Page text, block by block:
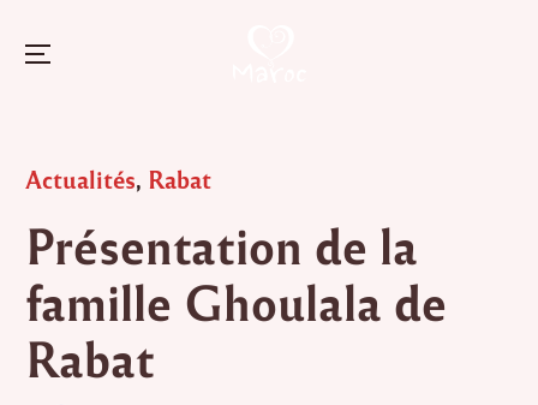
content
Menu
Posted
Actualités, Rabat
Présentation de la
famille Ghoulala de
Rabat